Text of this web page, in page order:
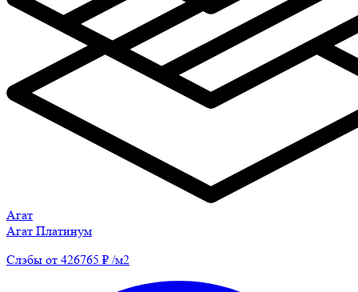
Агат
Агат Платинум
Слэбы от 426765 ₽ /м2